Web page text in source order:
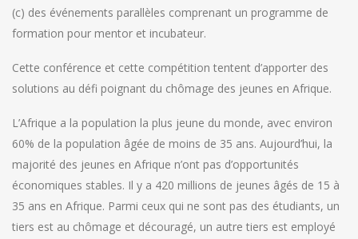
(c) des événements parallèles comprenant un programme de
formation pour mentor et incubateur.
Cette conférence et cette compétition tentent d’apporter des
solutions au défi poignant du chômage des jeunes en Afrique.
L’Afrique a la population la plus jeune du monde, avec environ
60% de la population âgée de moins de 35 ans. Aujourd’hui, la
majorité des jeunes en Afrique n’ont pas d’opportunités
économiques stables. Il y a 420 millions de jeunes âgés de 15 à
35 ans en Afrique. Parmi ceux qui ne sont pas des étudiants, un
tiers est au chômage et découragé, un autre tiers est employé